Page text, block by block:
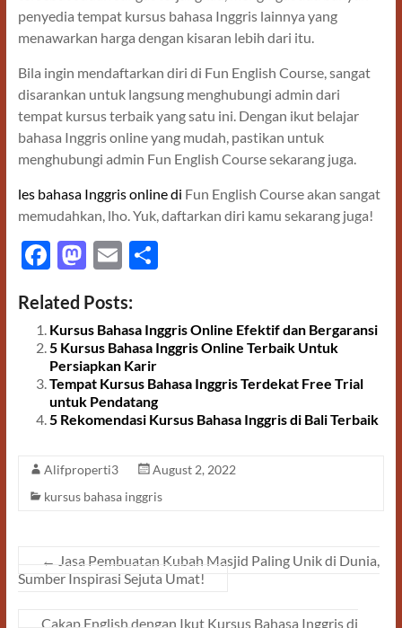
penyedia tempat kursus bahasa Inggris lainnya yang
menawarkan harga dengan kisaran lebih dari itu.
Bila ingin mendaftarkan diri di Fun English Course, sangat
disarankan untuk langsung menghubungi admin dari
tempat kursus terbaik yang satu ini. Dengan ikut belajar
bahasa Inggris online yang mudah, pastikan untuk
menghubungi admin Fun English Course sekarang juga.
les bahasa Inggris online di Fun English Course akan sangat
memudahkan, lho. Yuk, daftarkan diri kamu sekarang juga!
F
e
b
o
o
k
M
to
d
o
n
E
ail
S
e
Related Posts:
Kursus Bahasa Inggris Online Efektif dan Bergaransi
5 Kursus Bahasa Inggris Online Terbaik Untuk
Persiapkan Karir
Tempat Kursus Bahasa Inggris Terdekat Free Trial
untuk Pendatang
5 Rekomendasi Kursus Bahasa Inggris di Bali Terbaik
Alifproperti3
August 2, 2022
kursus bahasa inggris
← Jasa Pembuatan Kubah Masjid Paling Unik di Dunia,
Sumber Inspirasi Sejuta Umat!
Cakap English dengan Ikut Kursus Bahasa Inggris di